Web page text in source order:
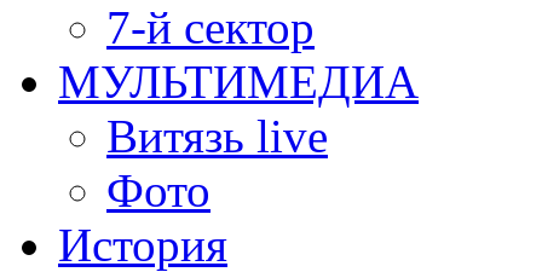
7-й сектор
МУЛЬТИМЕДИА
Витязь live
Фото
История